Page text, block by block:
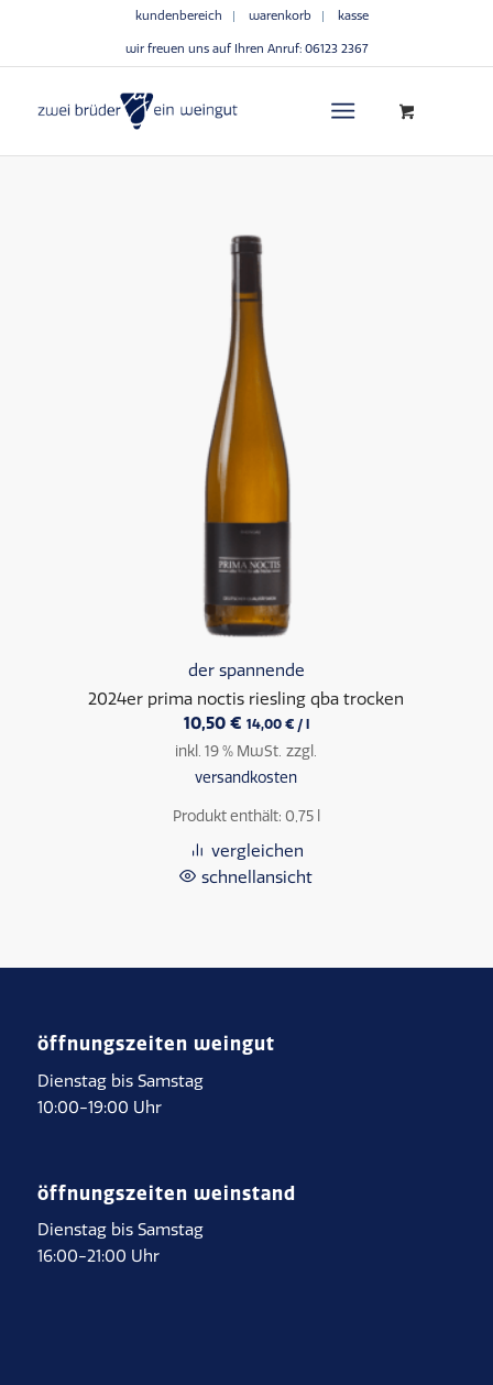
kundenbereich warenkorb kasse
wir freuen uns auf Ihren Anruf: 06123 2367
der spannende
2024er prima noctis riesling qba trocken
10,50 € 14,00 €/ l
inkl. 19 % MwSt. zzgl.
versandkosten
Produkt enthält: 0,75
vergleichen
schnellansicht
öffnungszeiten weingut
Dienstag bis Samstag
10:00-19:00 Uhr
öffnungszeiten weinstand
Dienstag bis Samstag
16:00-21:00 Uhr